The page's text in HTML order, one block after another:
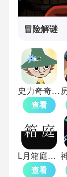
冒险解谜
史力奇奇遇记中文版
查看
L月箱庭游戏手机版
查看